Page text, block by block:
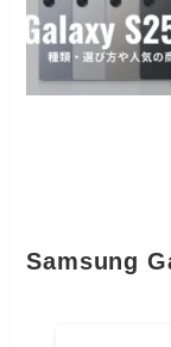
Samsung